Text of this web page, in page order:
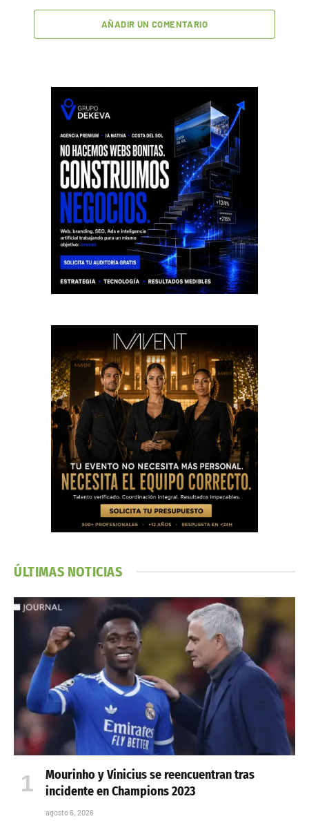
AÑADIR UN COMENTARIO
ÚLTIMAS NOTICIAS
Mourinho y Vinicius se reencuentran tras
incidente en Champions 2023
agosto 6, 2026